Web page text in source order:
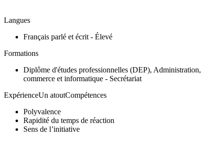
Langues
Français parlé et écrit - Élevé
Formations
Diplôme d'études professionnelles (DEP), Administration,
commerce et informatique - Secrétariat
ExpérienceUn atoutCompétences
Polyvalence
Rapidité du temps de réaction
Sens de l’initiative